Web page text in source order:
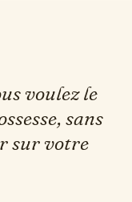
voulez le
sans
sur votre